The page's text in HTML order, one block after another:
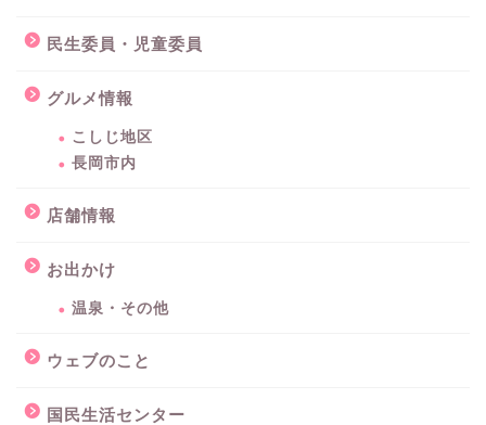
民生委員・児童委員
グルメ情報
こしじ地区
長岡市内
店舗情報
お出かけ
温泉・その他
ウェブのこと
国民生活センター